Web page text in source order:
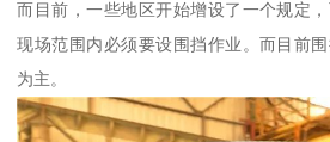
而目前，一些地区开始增设了一个规定
现场范围内必须要设围挡作业。而目前
为主。